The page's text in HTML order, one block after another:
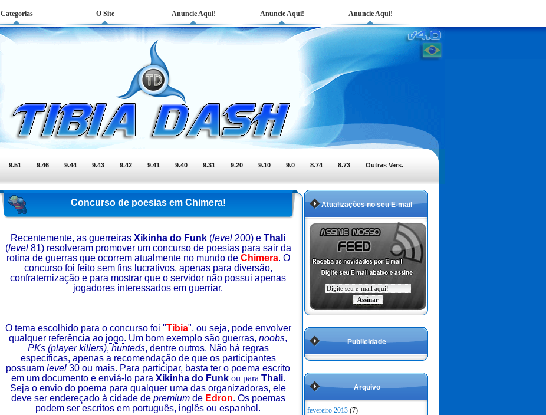
Categorias O Site Anuncie Aqui! Anuncie Aqui! Anuncie Aqui!
9.51 9.46 9.44 9.43 9.42 9.41 9.40 9.31 9.20 9.10 9.0 8.74 8.73 Outras Vers.
Concurso de poesias em Chimera!
Recentemente, as guerreiras Xikinha do Funk (level 200) e Thali
(level81) resolveram promover um concurso de poesias para sair da
rotina de guerras que ocorrem atualmente no mundo de Chimera. O
concurso foi feito sem fins lucrativos, apenas para diversão,
confraternização e para mostrar que o servidor não possui apenas
jogadores interessados em guerriar.
O tema escolhido para o concurso foi "Tibia", ou seja, pode envolver
qualquer referência ao jogo. Um bom exemplo são guerras, noobs,
PKs (player killers), hunteds, dentre outros. Não há regras
específicas, apenas a recomendação de que os participantes
possuam level 30 ou mais. Para participar, basta ter o poema escrito
em um documento e enviá-lo para Xikinha do Funkou para Thali.
Seja o envio do poema para qualquer uma das organizadoras, ele
deve ser endereçado à cidade de premiumde Edron. Os poemas
podem ser escritos em português, inglês ou espanhol.
Atualizações no seu E-mail
Publicidade
Arquivo
fevereiro 2013 (7)